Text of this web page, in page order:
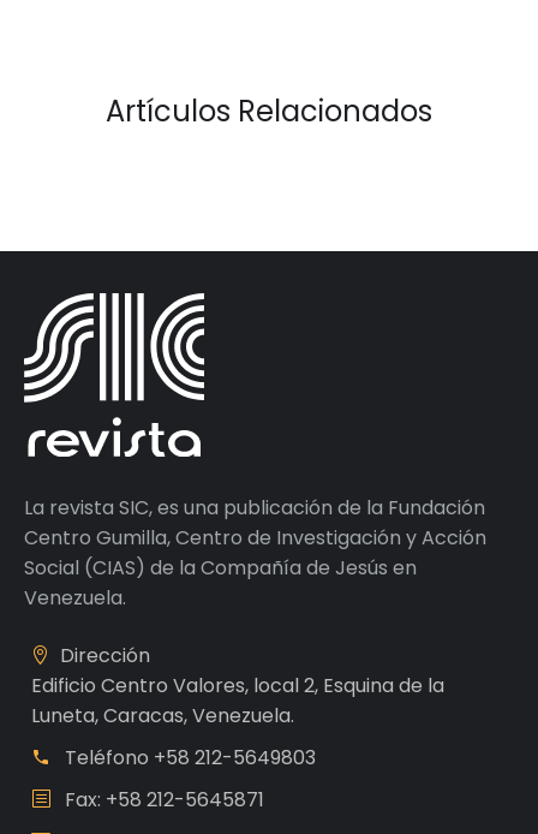
Artículos Relacionados
La revista SIC, es una publicación de la Fundación
Centro Gumilla, Centro de Investigación y Acción
Social (CIAS) de la Compañía de Jesús en
Venezuela.
Dirección
Edificio Centro Valores, local 2, Esquina de la
Luneta, Caracas, Venezuela.
Teléfono +58 212-5649803
Fax: +58 212-5645871